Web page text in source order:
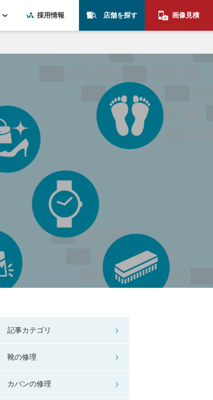
採用情報 店舗を探す 画像見積
記事カテゴリ
靴の修理
カバンの修理